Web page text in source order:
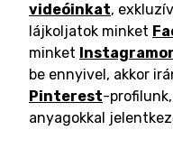
videóinkat,
lájkoljatok minket
minket
be ennyivel, akkor
Pinterest-
anyagokkal